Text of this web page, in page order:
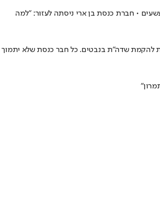
• חברת כנסת בן ארי ניסתה לעזור: "למה
להקמת שדה”ת בנבטים. כל חבר כנסת שלא יתמוך